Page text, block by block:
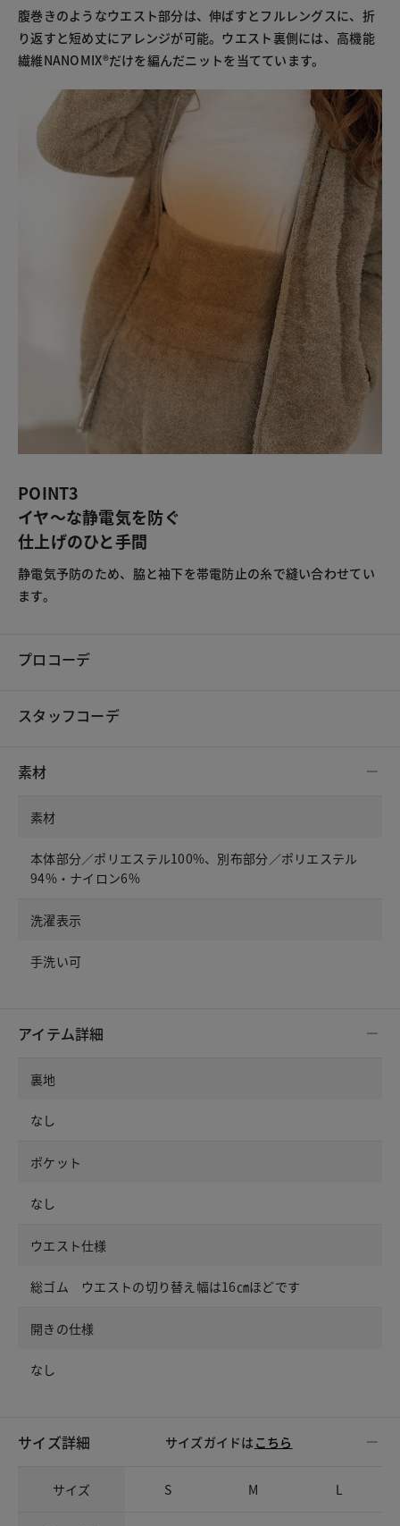
腹巻きのようなウエスト部分は、伸ばすとフルレングスに、折
り返すと短め丈にアレンジが可能。ウエスト裏側には、高機能
繊維NANOMIX®だけを編んだニットを当てています。
POINT3
イヤ～な静電気を防ぐ
仕上げのひと手間
静電気予防のため、脇と袖下を帯電防止の糸で縫い合わせてい
ます。
プロコーデ
スタッフコーデ
素材
素材
本体部分／ポリエステル100%、別布部分／ポリエステル
94%・ナイロン6%
洗濯表示
手洗い可
アイテム詳細
裏地
なし
ポケット
なし
ウエスト仕様
総ゴム ウエストの切り替え幅は16㎝ほどです
開きの仕様
なし
サイズ詳細 サイズガイドは こちら
サイズ S M L